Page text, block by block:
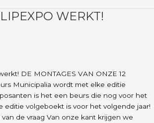
WERKT!
DE MONTAGES VAN ONZE 12
Municipalia wordt met elke editie
is het een beurs die nog voor het
editie volgeboekt is voor het volgende jaar!
de vraag Van onze kant krijgen we